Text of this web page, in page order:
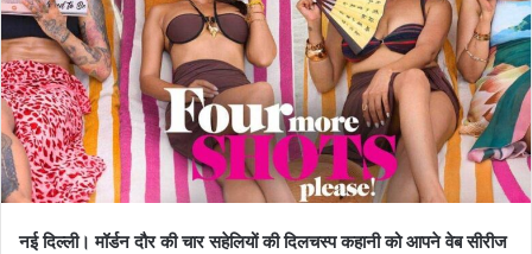
नई दिल्ली। मॉर्डन दौर की चार सहेलियों की दिलचस्प कहानी को आपने वेब सीरीज